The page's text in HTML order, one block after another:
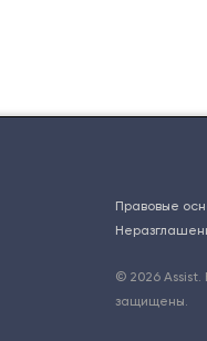
Правовые
© 2026 Assist.
защищены.